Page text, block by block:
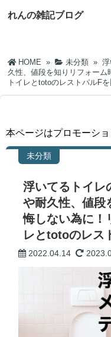
れんの雑記ブログ
HOME » 未分類 »
久性、値段を知りリフォーム
トイレとtotoのレストパルF
本ページはプロモーショ
未分類
浮いてるトイレ
や耐久性、値段
悔しない為に！
レとtotoのレス
2022.04.14